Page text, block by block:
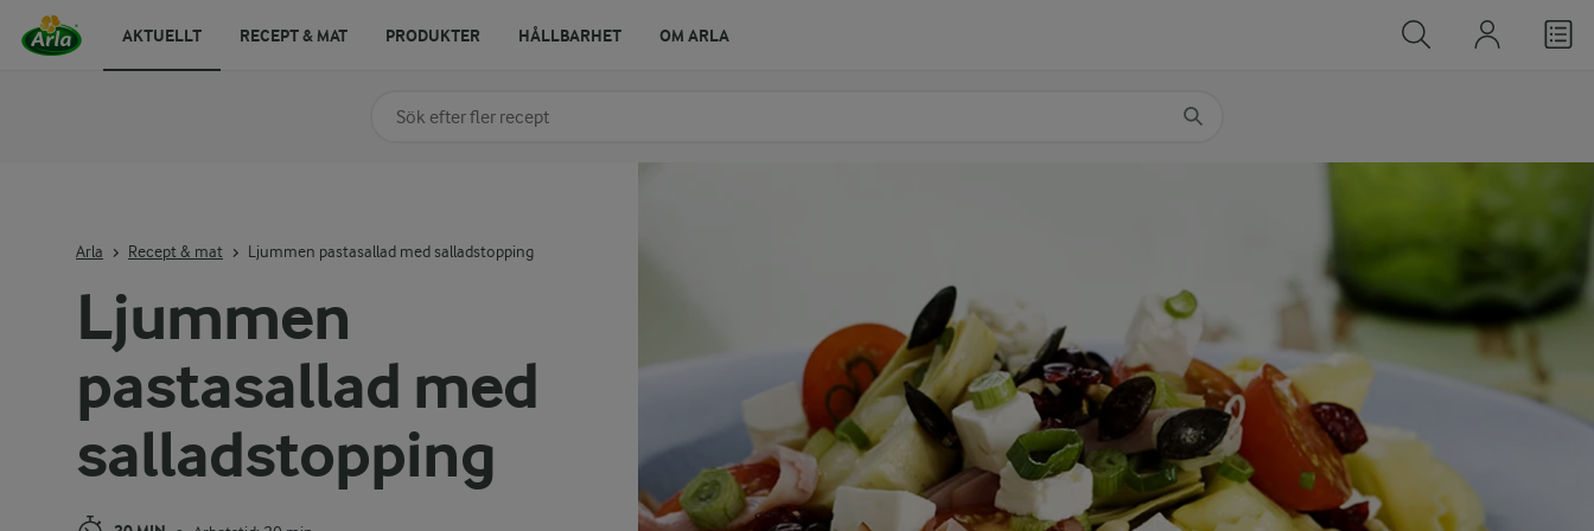
Ljummen
pastasallad med
salladstopping
Arla Recept & mat Ljummen pastasallad med salladstopping
Sök på kategori eller ingrediens
AKTUELLT RECEPT & MAT PRODUKTER HÅLLBARHET OM ARLA